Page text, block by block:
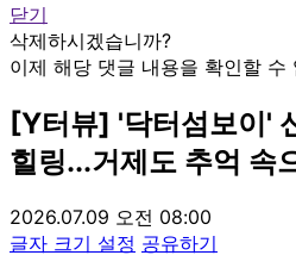
닫기
삭제하시겠습니까?
이제 해당 댓글 내용을 확인할 수
[Y터뷰] '닥터섬보이'
힐링...거제도 추억 속
2026.07.09 오전 08:00
글자 크기 설정 공유하기